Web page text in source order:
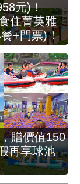
元)！
住菁英雅
+門票)！
贈價值150
再享球池